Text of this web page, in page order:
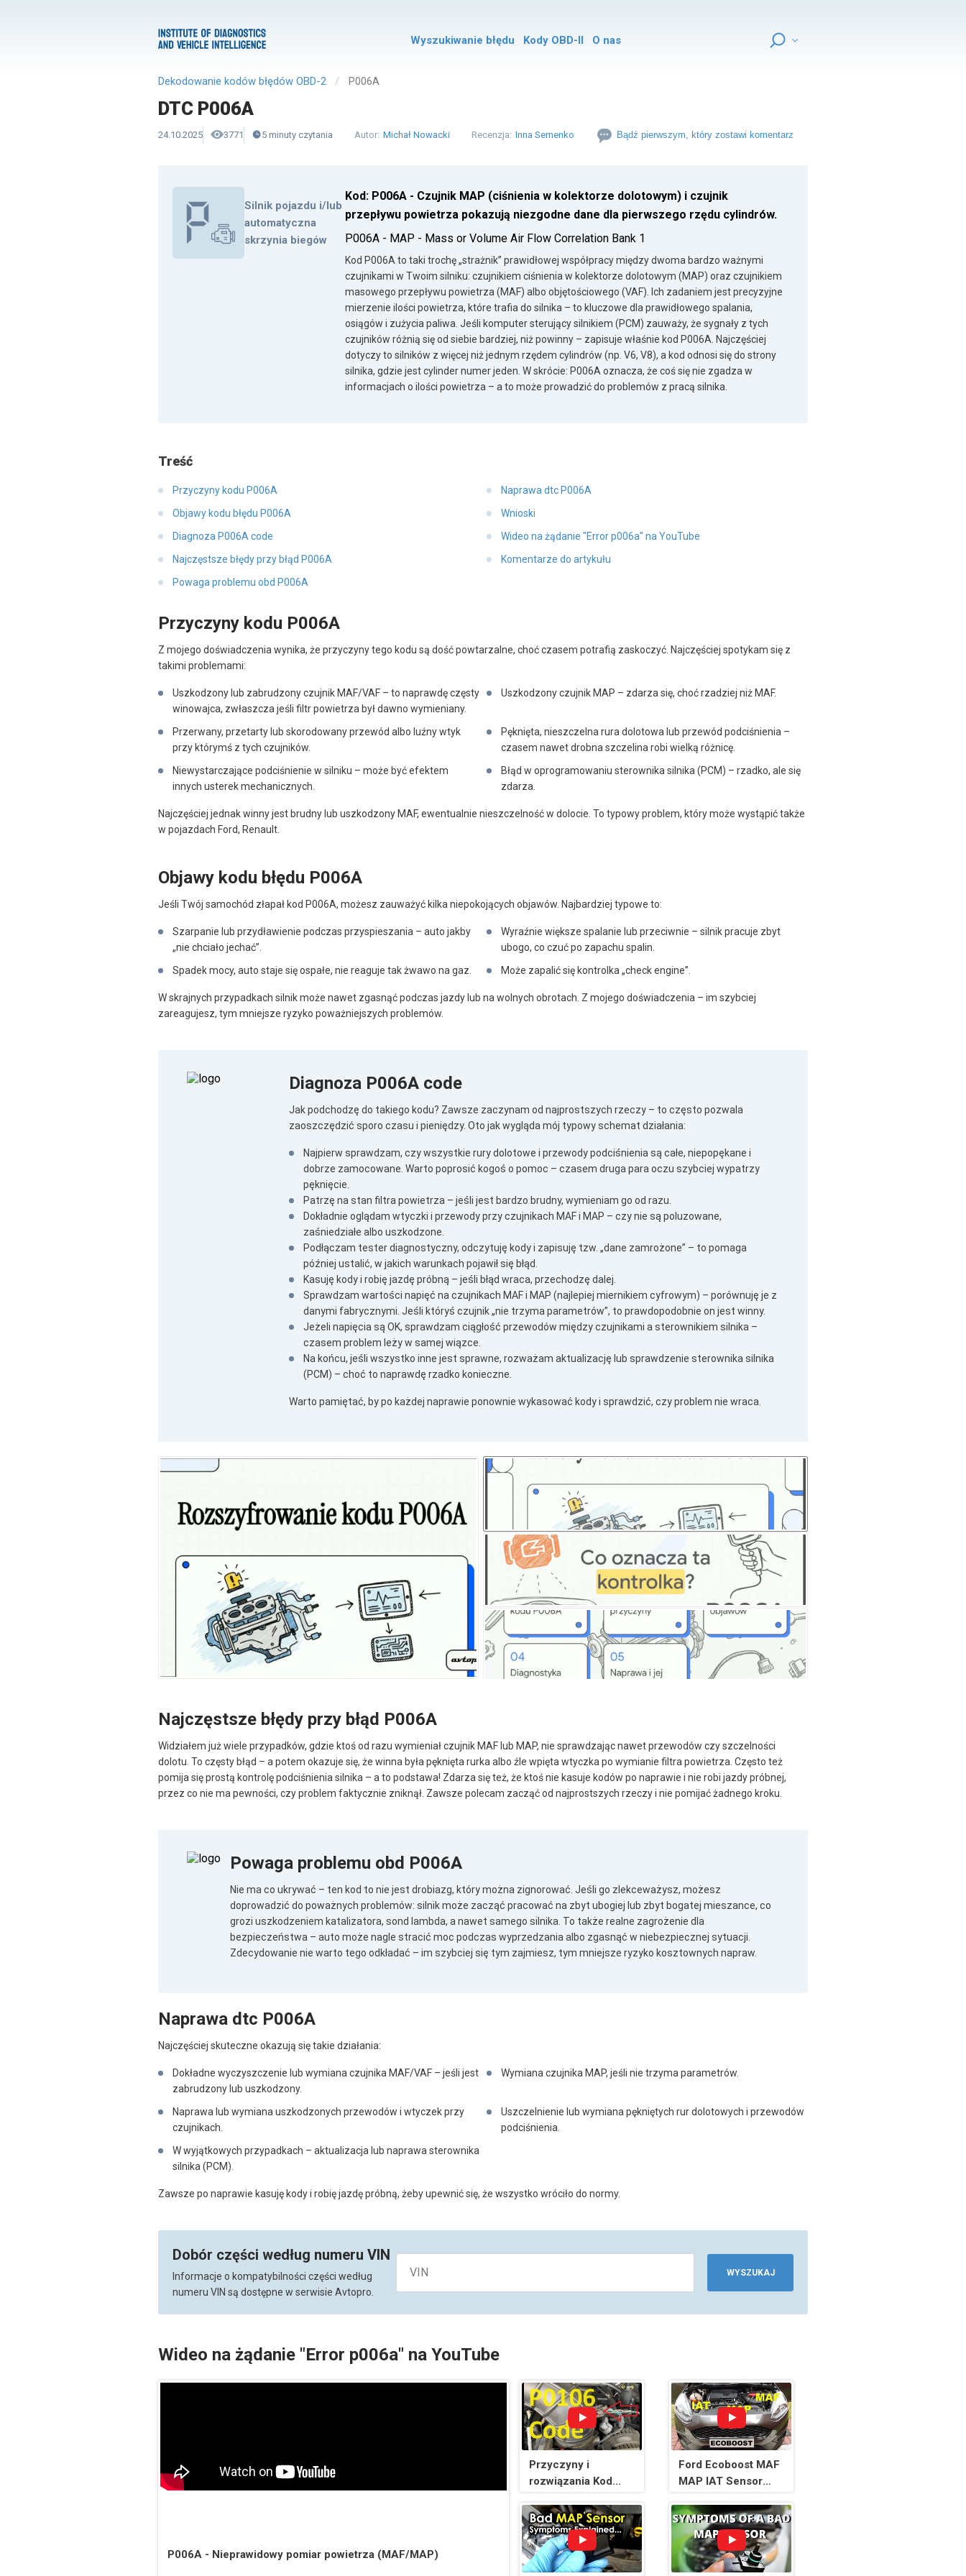
Wyszukiwanie błędu Kody OBD-II O nas
Dekodowanie kodów błędów OBD-2 P006A
DTC P006A
24.10.2025 3771 5 minuty czytania Autor: Michał Nowacki Recenzja: Inna Semenko Bądź pierwszym, który zostawi komentarz
Silnik pojazdu i/lub
automatyczna
skrzynia biegów
Kod: P006A - Czujnik MAP (ciśnienia w kolektorze dolotowym) i czujnik
przepływu powietrza pokazują niezgodne dane dla pierwszego rzędu cylindrów.
P006A - MAP - Mass or Volume Air Flow Correlation Bank 1
Kod P006A to taki trochę „strażnik” prawidłowej współpracy między dwoma bardzo ważnymi
czujnikami w Twoim silniku: czujnikiem ciśnienia w kolektorze dolotowym (MAP) oraz czujnikiem
masowego przepływu powietrza (MAF) albo objętościowego (VAF). Ich zadaniem jest precyzyjne
mierzenie ilości powietrza, które trafia do silnika – to kluczowe dla prawidłowego spalania,
osiągów i zużycia paliwa. Jeśli komputer sterujący silnikiem (PCM) zauważy, że sygnały z tych
czujników różnią się od siebie bardziej, niż powinny – zapisuje właśnie kod P006A. Najczęściej
dotyczy to silników z więcej niż jednym rzędem cylindrów (np. V6, V8), a kod odnosi się do strony
silnika, gdzie jest cylinder numer jeden. W skrócie: P006A oznacza, że coś się nie zgadza w
informacjach o ilości powietrza – a to może prowadzić do problemów z pracą silnika.
Treść
Przyczyny kodu P006A
Objawy kodu błędu P006A
Diagnoza P006A code
Najczęstsze błędy przy błąd P006A
Powaga problemu obd P006A
Naprawa dtc P006A
Wnioski
Wideo na żądanie "Error p006a" na YouTube
Komentarze do artykułu
Przyczyny kodu P006A
Z mojego doświadczenia wynika, że przyczyny tego kodu są dość powtarzalne, choć czasem potrafią zaskoczyć. Najczęściej spotykam się z
takimi problemami:
Uszkodzony lub zabrudzony czujnik MAF/VAF – to naprawdę częsty
winowajca, zwłaszcza jeśli filtr powietrza był dawno wymieniany.
Uszkodzony czujnik MAP – zdarza się, choć rzadziej niż MAF.
Przerwany, przetarty lub skorodowany przewód albo luźny wtyk
przy którymś z tych czujników.
Pęknięta, nieszczelna rura dolotowa lub przewód podciśnienia –
czasem nawet drobna szczelina robi wielką różnicę.
Niewystarczające podciśnienie w silniku – może być efektem
innych usterek mechanicznych.
Błąd w oprogramowaniu sterownika silnika (PCM) – rzadko, ale się
zdarza.
Najczęściej jednak winny jest brudny lub uszkodzony MAF, ewentualnie nieszczelność w dolocie. To typowy problem, który może wystąpić także
w pojazdach Ford, Renault.
Objawy kodu błędu P006A
Jeśli Twój samochód złapał kod P006A, możesz zauważyć kilka niepokojących objawów. Najbardziej typowe to:
Szarpanie lub przydławienie podczas przyspieszania – auto jakby
„nie chciało jechać”.
Wyraźnie większe spalanie lub przeciwnie – silnik pracuje zbyt
ubogo, co czuć po zapachu spalin.
Spadek mocy, auto staje się ospałe, nie reaguje tak żwawo na gaz.
Może zapalić się kontrolka „check engine”.
W skrajnych przypadkach silnik może nawet zgasnąć podczas jazdy lub na wolnych obrotach. Z mojego doświadczenia – im szybciej
zareagujesz, tym mniejsze ryzyko poważniejszych problemów.
Diagnoza P006A code
Jak podchodzę do takiego kodu? Zawsze zaczynam od najprostszych rzeczy – to często pozwala
zaoszczędzić sporo czasu i pieniędzy. Oto jak wygląda mój typowy schemat działania:
Najpierw sprawdzam, czy wszystkie rury dolotowe i przewody podciśnienia są całe, niepopękane i
dobrze zamocowane. Warto poprosić kogoś o pomoc – czasem druga para oczu szybciej wypatrzy
pęknięcie.
Patrzę na stan filtra powietrza – jeśli jest bardzo brudny, wymieniam go od razu.
Dokładnie oglądam wtyczki i przewody przy czujnikach MAF i MAP – czy nie są poluzowane,
zaśniedziałe albo uszkodzone.
Podłączam tester diagnostyczny, odczytuję kody i zapisuję tzw. „dane zamrożone” – to pomaga
później ustalić, w jakich warunkach pojawił się błąd.
Kasuję kody i robię jazdę próbną – jeśli błąd wraca, przechodzę dalej.
Sprawdzam wartości napięć na czujnikach MAF i MAP (najlepiej miernikiem cyfrowym) – porównuję je z
danymi fabrycznymi. Jeśli któryś czujnik „nie trzyma parametrów”, to prawdopodobnie on jest winny.
Jeżeli napięcia są OK, sprawdzam ciągłość przewodów między czujnikami a sterownikiem silnika –
czasem problem leży w samej wiązce.
Na końcu, jeśli wszystko inne jest sprawne, rozważam aktualizację lub sprawdzenie sterownika silnika
(PCM) – choć to naprawdę rzadko konieczne.
Warto pamiętać, by po każdej naprawie ponownie wykasować kody i sprawdzić, czy problem nie wraca.
Najczęstsze błędy przy błąd P006A
Widziałem już wiele przypadków, gdzie ktoś od razu wymieniał czujnik MAF lub MAP, nie sprawdzając nawet przewodów czy szczelności
dolotu. To częsty błąd – a potem okazuje się, że winna była pęknięta rurka albo źle wpięta wtyczka po wymianie filtra powietrza. Często też
pomija się prostą kontrolę podciśnienia silnika – a to podstawa! Zdarza się też, że ktoś nie kasuje kodów po naprawie i nie robi jazdy próbnej,
przez co nie ma pewności, czy problem faktycznie zniknął. Zawsze polecam zacząć od najprostszych rzeczy i nie pomijać żadnego kroku.
Powaga problemu obd P006A
Nie ma co ukrywać – ten kod to nie jest drobiazg, który można zignorować. Jeśli go zlekceważysz, możesz
doprowadzić do poważnych problemów: silnik może zacząć pracować na zbyt ubogiej lub zbyt bogatej mieszance, co
grozi uszkodzeniem katalizatora, sond lambda, a nawet samego silnika. To także realne zagrożenie dla
bezpieczeństwa – auto może nagle stracić moc podczas wyprzedzania albo zgasnąć w niebezpiecznej sytuacji.
Zdecydowanie nie warto tego odkładać – im szybciej się tym zajmiesz, tym mniejsze ryzyko kosztownych napraw.
Naprawa dtc P006A
Najczęściej skuteczne okazują się takie działania:
Dokładne wyczyszczenie lub wymiana czujnika MAF/VAF – jeśli jest
zabrudzony lub uszkodzony.
Wymiana czujnika MAP, jeśli nie trzyma parametrów.
Naprawa lub wymiana uszkodzonych przewodów i wtyczek przy
czujnikach.
Uszczelnienie lub wymiana pękniętych rur dolotowych i przewodów
podciśnienia.
W wyjątkowych przypadkach – aktualizacja lub naprawa sterownika
silnika (PCM).
Zawsze po naprawie kasuję kody i robię jazdę próbną, żeby upewnić się, że wszystko wróciło do normy.
Dobór części według numeru VIN
Informacje o kompatybilności części według
numeru VIN są dostępne w serwisie Avtopro.
WYSZUKAJ
Wideo na żądanie "Error p006a" na YouTube
P006A - Nieprawidowy pomiar powietrza (MAF/MAP)
Przyczyny i
rozwiązania Kod
działania czujnika
ciśnienia
bezwzględnego
barometrycznego w
Ford Ecoboost MAF
MAP IAT Sensor
Sensor Cleaning 🚿